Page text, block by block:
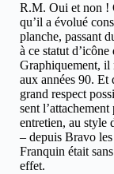
R.M. Oui et non !
qu’il a évolué
planche, passant
à ce statut
Graphiquement, il
aux années 90. Et
grand respect
sent
entretien, au style
– depuis Bravo
Franquin était
effet.